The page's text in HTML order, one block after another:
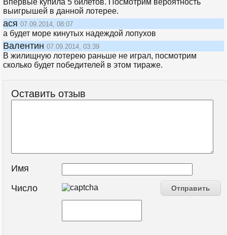
Впервые купила 5 билетов. Посмотрим вероятность
выигрышей в данной лотерее.
ася 07.09.2014, 08:07
а будет море кинутых надеждой лопухов
Валентин 07.09.2014, 03:39
В жилищную лотерею раньше не играл, посмотрим
сколько будет победителей в этом тираже.
Оставить отзыв
Имя
Число